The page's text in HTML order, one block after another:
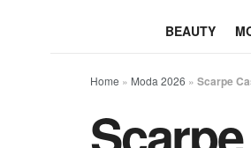
BEAUTY
Home » Moda 2026 » Scarpe